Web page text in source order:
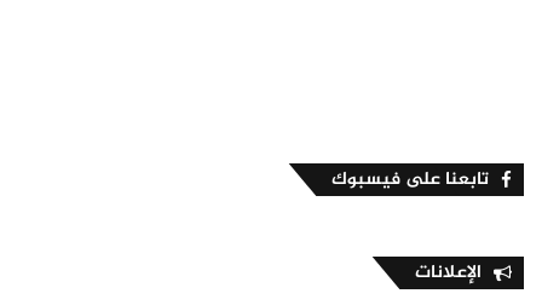
تابعنا على فيسبوك
الإعلانات